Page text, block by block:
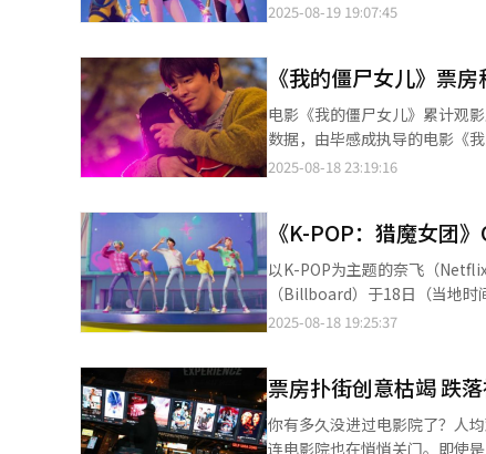
来，Webtoon Production以海
最新作品包括已上线的奈飞（
剧集《Turn On》等。
方面近日表示，《K-POP：猎
见。业内普遍认为，此次大规模上映本身已显示
哥，以及加拿大渥太华、蒙特
罄，部分影院甚至向奈飞提出
目前尚未讨论相关计划。 此前，《K-POP：猎魔女团》上线仅6周便创下奈飞原创动画电影最高票房，第7周累计观
看次数达1.846亿次，成为奈飞
《K-POP：猎魔女团》专属社
扩展项目均已在积极筹备中。
2025-08-19 19:07:45
《我的僵尸女儿》票
电影《我的僵尸女儿》累计观影人次突破452万，票
数据，由毕感成执导的电影《
452万。 影片改编自同名网络漫画，讲述了一位父亲为保护感染僵尸病毒的女儿，将她带回农村外婆家，在困境中竭
纪录，也成为2025年首部突
万大关迈进。 在票房榜方面，《我的僵尸女儿》稳居首位；布拉德·皮特主演的《F1：狂飙飞车》以420万观影人次
排名第二；由林允儿与安普贤主演的《恶
德·皮特主演的《F1：狂飙飞
计观影人数突破26万。
2025-08-18 23:19:16
《K-POP：猎魔女团
以K-POP为主题的奈飞（
（Billboard）于18日（当地
第二，仅次于乡村歌手摩根·沃伦的《
榜，随后排名依次为第3名、第
位列第二名，表现十分亮眼。 公告牌评论指出：“自八周前首次登榜以来，该专辑每周排名稳步上升，已成为近年来
少见的海外动画OST热门作品
2025-08-18 19:25:37
票房扑街创意枯竭 跌
你有多久没进过电影院了？人
连电影院也在悄悄关门。即使